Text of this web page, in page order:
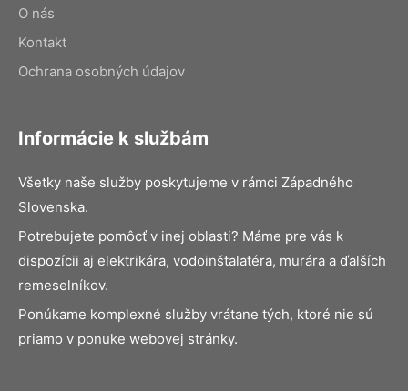
O nás
Kontakt
Ochrana osobných údajov
Informácie k službám
Všetky naše služby poskytujeme v rámci Západného
Slovenska.
Potrebujete pomôcť v inej oblasti? Máme pre vás k
dispozícii aj elektrikára, vodoinštalatéra, murára a ďalších
remeselníkov.
Ponúkame komplexné služby vrátane tých, ktoré nie sú
priamo v ponuke webovej stránky.